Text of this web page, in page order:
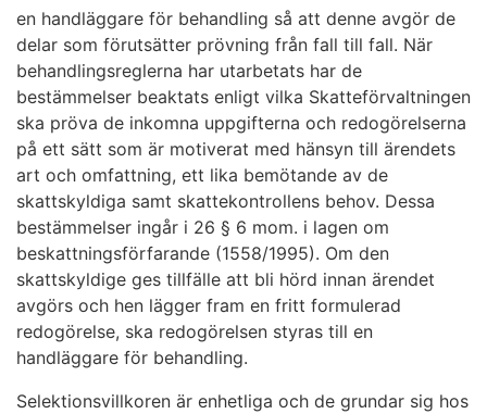
en handläggare för behandling så att denne avgör de
delar som förutsätter prövning från fall till fall. När
behandlingsreglerna har utarbetats har de
bestämmelser beaktats enligt vilka Skatteförvaltningen
ska pröva de inkomna uppgifterna och redogörelserna
på ett sätt som är motiverat med hänsyn till ärendets
art och omfattning, ett lika bemötande av de
skattskyldiga samt skattekontrollens behov. Dessa
bestämmelser ingår i 26 § 6 mom. i lagen om
beskattningsförfarande (1558/1995). Om den
skattskyldige ges tillfälle att bli hörd innan ärendet
avgörs och hen lägger fram en fritt formulerad
redogörelse, ska redogörelsen styras till en
handläggare för behandling.
Selektionsvillkoren är enhetliga och de grundar sig hos